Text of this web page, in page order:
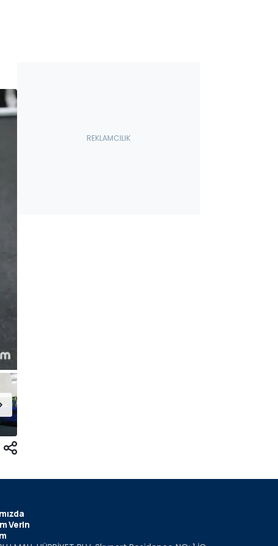
Verin